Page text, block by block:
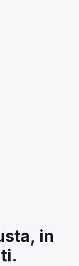
in